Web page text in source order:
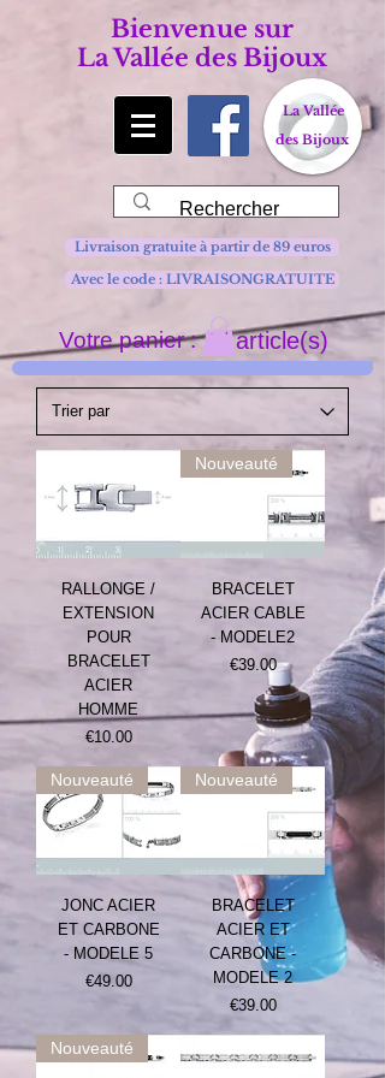
Bienvenue sur
La Vallée des Bijoux
La Vallée
des Bijoux
Avec le code : LIVRAISONGRATUITE
Livraison gratuite à partir de 89 euros
Votre panier : article(s)
RALLONGE /
EXTENSION
POUR
BRACELET
ACIER
HOMME
Prix
€10.00
Nouveauté
BRACELET
ACIER CABLE
- MODELE2
Prix
€39.00
Nouveauté
JONC ACIER
ET CARBONE
- MODELE 5
Prix
€49.00
Nouveauté
BRACELET
ACIER ET
CARBONE -
MODELE 2
Prix
€39.00
Nouveauté